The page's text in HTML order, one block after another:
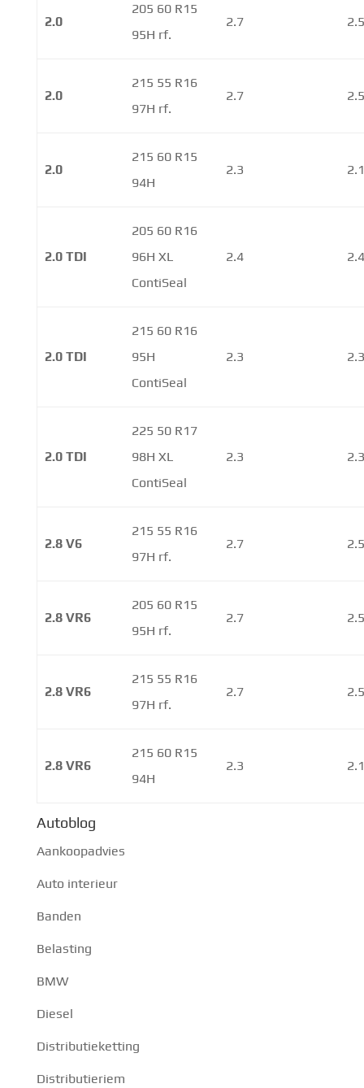
2.0
205 60 R15
95H rf.
2.7
2.0
215 55 R16
97H rf.
2.7
2.0
215 60 R15
94H
2.3
2.0 TDI
205 60 R16
96H XL
ContiSeal
2.4
2.0 TDI
215 60 R16
95H
ContiSeal
2.3
2.0 TDI
225 50 R17
98H XL
ContiSeal
2.3
2.8 V6
215 55 R16
97H rf.
2.7
2.8 VR6
205 60 R15
95H rf.
2.7
2.8 VR6
215 55 R16
97H rf.
2.7
2.8 VR6
215 60 R15
94H
2.3
Autoblog
Aankoopadvies
Auto interieur
Banden
Belasting
BMW
Diesel
Distributieketting
Distributieriem